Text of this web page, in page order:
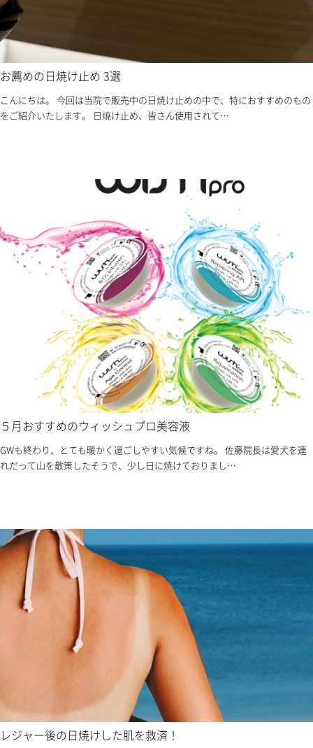
お薦めの日焼け止め 3選
こんにちは。 今回は当院で販売中の日焼け止めの中で、特におすすめのもの
をご紹介いたします。 日焼け止め、皆さん使用されて…
５月おすすめのウィッシュプロ美容液
GWも終わり、とても暖かく過ごしやすい気候ですね。 佐藤院長は愛犬を連
れだって山を散策したそうで、少し日に焼けておりまし…
レジャー後の日焼けした肌を救済！